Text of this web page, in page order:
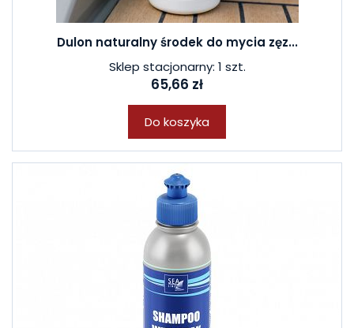
Dulon naturalny środek do mycia zęz...
Sklep stacjonarny: 1 szt.
65,66 zł
Do koszyka